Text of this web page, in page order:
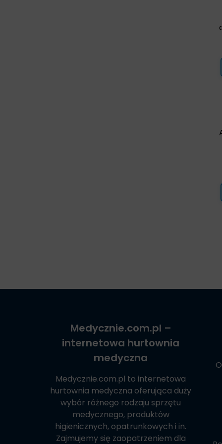
Medycznie.com.pl –
internetowa hurtownia
medyczna
Medycznie.com.pl to internetowa
hurtownia medyczna oferująca duży
wybór różnego rodzaju sprzętu
medycznego, produktów
higienicznych, opatrunkowych i in.
Zajmujemy się zaopatrzeniem dla